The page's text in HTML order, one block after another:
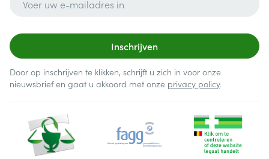
Inschrijven
Door op inschrijven te klikken, schrijft u zich in voor onze
nieuwsbrief en gaat u akkoord met onze privacy policy.